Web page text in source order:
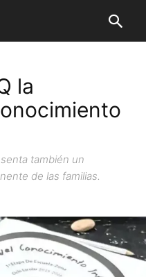
la
también un
de las familias.